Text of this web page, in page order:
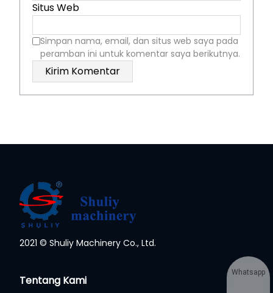
Situs Web
Simpan nama, email, dan situs web saya pada
peramban ini untuk komentar saya berikutnya.
2021 © Shuliy Machinery Co., Ltd.
Tentang Kami
Whatsapp